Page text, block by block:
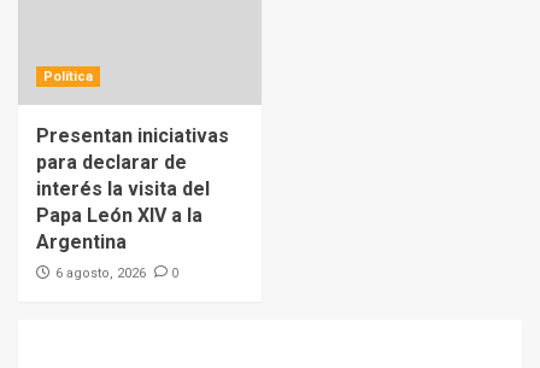
Política
Presentan iniciativas
para declarar de
interés la visita del
Papa León XIV a la
Argentina
6 agosto, 2026 0